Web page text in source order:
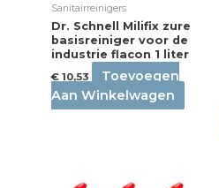
Sanitairreinigers
Dr. Schnell Milifix zure
basisreiniger voor de
industrie flacon 1 liter
€ 10,53
Toevoegen
Aan Winkelwagen